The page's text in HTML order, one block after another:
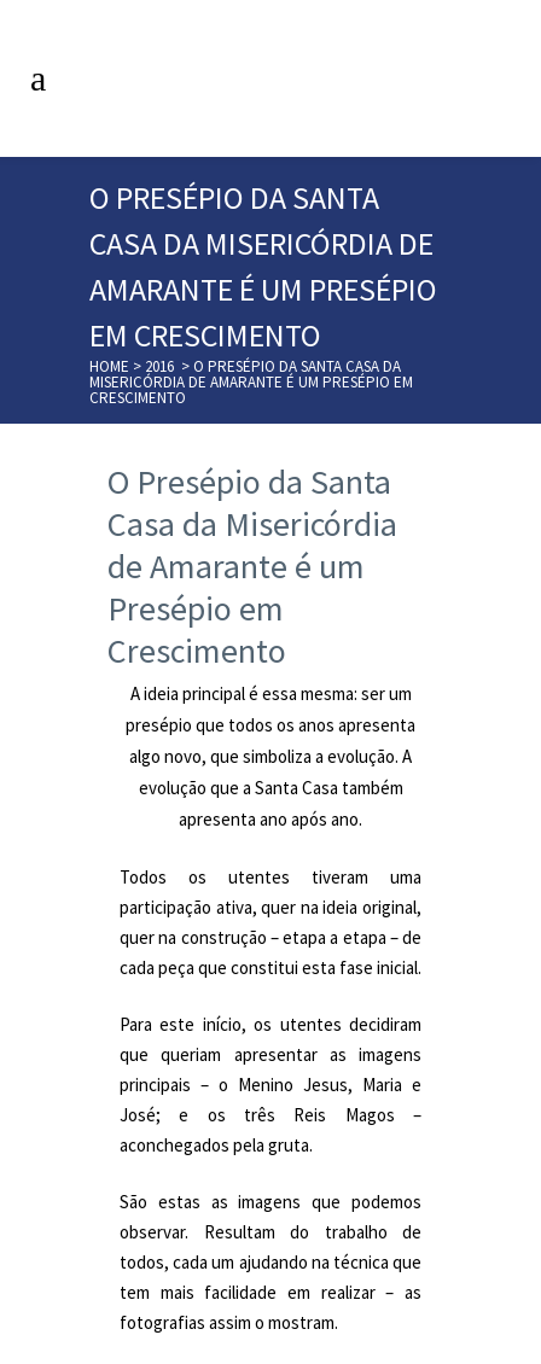
O PRESÉPIO DA SANTA
CASA DA MISERICÓRDIA DE
AMARANTE É UM PRESÉPIO
EM CRESCIMENTO
HOME > 2016 >O PRESÉPIO DA SANTA CASA DA
MISERICÓRDIA DE AMARANTE É UM PRESÉPIO EM
CRESCIMENTO
O Presépio da Santa
Casa da Misericórdia
de Amarante é um
Presépio em
Crescimento
A ideia principal é essa mesma: ser um
presépio que todos os anos apresenta
algo novo, que simboliza a evolução. A
evolução que a Santa Casa também
apresenta ano após ano.
Todos os utentes tiveram uma
participação ativa, quer na ideia original,
quer na construção – etapa a etapa – de
cada peça que constitui esta fase inicial.
Para este início, os utentes decidiram
que queriam apresentar as imagens
principais – o Menino Jesus, Maria e
José; e os três Reis Magos –
aconchegados pela gruta.
São estas as imagens que podemos
observar. Resultam do trabalho de
todos, cada um ajudando na técnica que
tem mais facilidade em realizar – as
fotografias assim o mostram.